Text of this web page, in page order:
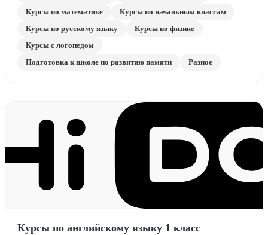
Курсы по математике
Курсы по начальным классам
Курсы по русскому языку
Курсы по физике
Курсы с логопедом
Подготовка к школе по развитию памяти
Разное
Курсы по английскому языку 1 класс